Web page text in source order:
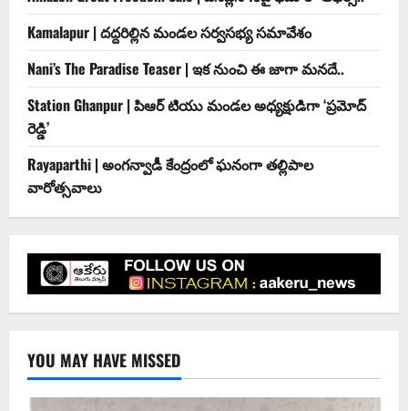
Kamalapur | దద్దరిల్లిన మండల సర్వసభ్య సమావేశం
Nani’s The Paradise Teaser | ఇక నుంచి ఈ జాగా మనదే..
Station Ghanpur | పిఆర్ టియు మండల అధ్యక్షుడిగా ‘ప్రమోద్
రెడ్డి’
Rayaparthi | అంగన్వాడీ కేంద్రంలో ఘనంగా తల్లిపాల
వారోత్సవాలు
YOU MAY HAVE MISSED